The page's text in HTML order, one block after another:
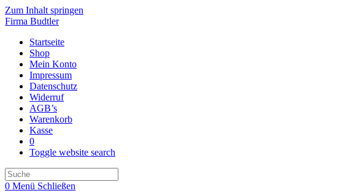
Zum Inhalt springen
Firma Budtler
Startseite
Shop
Mein Konto
Impressum
Datenschutz
Widerruf
AGB’s
Warenkorb
Kasse
0
Toggle website search
0 Menü Schließen